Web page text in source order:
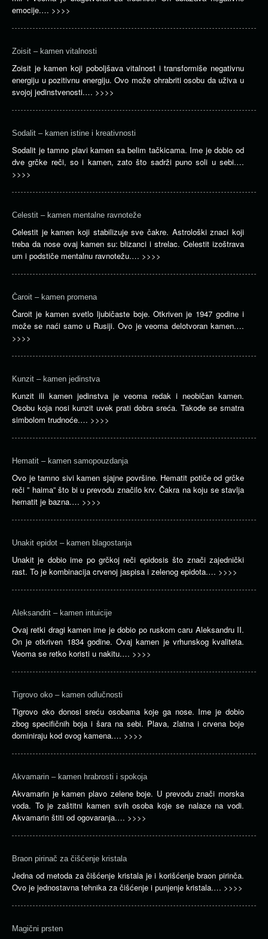
emocije.… >>>>
Zoisit – kamen vitalnosti
Zoisit je kamen koji poboljšava vitalnost i transformiše negativnu
energiju u pozitivnu energiju. Ovo može ohrabriti osobu da uživa u
svojoj jedinstvenosti.… >>>>
Sodalit – kamen istine i kreativnosti
Sodalit je tamno plavi kamen sa belim tačkicama. Ime je dobio od
dve grčke reči, so i kamen, zato što sadrži puno soli u sebi.…
>>>>
Celestit – kamen mentalne ravnoteže
Celestit je kamen koji stabilizuje sve čakre. Astrološki znaci koji
treba da nose ovaj kamen su: blizanci i strelac. Celestit izoštrava
um i podstiče mentalnu ravnotežu.… >>>>
Čaroit – kamen promena
Čaroit je kamen svetlo ljubičaste boje. Otkriven je 1947 godine i
može se naći samo u Rusiji. Ovo je veoma delotvoran kamen.…
>>>>
Kunzit – kamen jedinstva
Kunzit ili kamen jedinstva je veoma redak i neobičan kamen.
Osobu koja nosi kunzit uvek prati dobra sreća. Takođe se smatra
simbolom trudnoće.… >>>>
Hematit – kamen samopouzdanja
Ovo je tamno sivi kamen sjajne površine. Hematit potiče od grčke
reči ” haima” što bi u prevodu značilo krv. Čakra na koju se stavlja
hematit je bazna.… >>>>
Unakit epidot – kamen blagostanja
Unakit je dobio ime po grčkoj reči epidosis što znači zajednički
rast. To je kombinacija crvenoj jaspisa i zelenog epidota.… >>>>
Aleksandrit – kamen intuicije
Ovaj retki dragi kamen ime je dobio po ruskom caru Aleksandru II.
On je otkriven 1834 godine. Ovaj kamen je vrhunskog kvaliteta.
Veoma se retko koristi u nakitu.… >>>>
Tigrovo oko – kamen odlučnosti
Tigrovo oko donosi sreću osobama koje ga nose. Ime je dobio
zbog specifičnih boja i šara na sebi. Plava, zlatna i crvena boje
dominiraju kod ovog kamena.… >>>>
Akvamarin – kamen hrabrosti i spokoja
Akvamarin je kamen plavo zelene boje. U prevodu znači morska
voda. To je zaštitni kamen svih osoba koje se nalaze na vodi.
Akvamarin štiti od ogovaranja.… >>>>
Braon pirinač za čišćenje kristala
Jedna od metoda za čišćenje kristala je i korišćenje braon pirinča.
Ovo je jednostavna tehnika za čišćenje i punjenje kristala.… >>>>
Magični prsten